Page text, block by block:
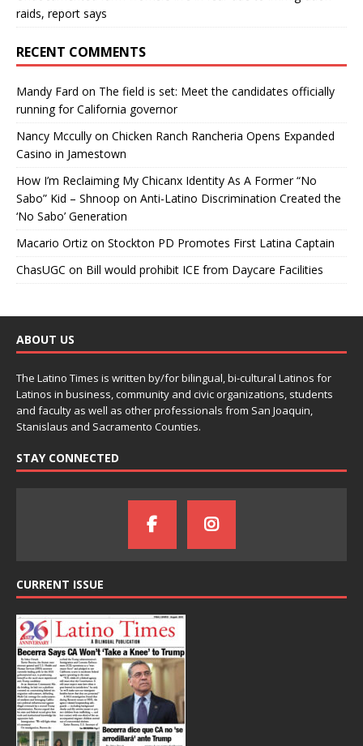
raids, report says
RECENT COMMENTS
Mandy Fard on The field is set: Meet the candidates officially
running for California governor
Nancy Mccully on Chicken Ranch Rancheria Opens Expanded
Casino in Jamestown
How I’m Reclaiming My Chicanx Identity As A Former “No
Sabo” Kid – Shnoop on Anti-Latino Discrimination Created the
‘No Sabo’ Generation
Macario Ortiz on Stockton PD Promotes First Latina Captain
ChasUGC on Bill would prohibit ICE from Daycare Facilities
ABOUT US
The Latino Times is written by/for bilingual, bi-cultural Latinos for
Latinos in business, community and civic organizations, students
and faculty as well as other professionals from San Joaquin,
Stanislaus and Sacramento Counties.
STAY CONNECTED
CURRENT ISSUE